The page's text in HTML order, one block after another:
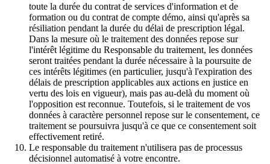
toute la durée du contrat de services d'information et de
formation ou du contrat de compte démo, ainsi qu'après sa
résiliation pendant la durée du délai de prescription légal.
Dans la mesure où le traitement des données repose sur
l'intérêt légitime du Responsable du traitement, les données
seront traitées pendant la durée nécessaire à la poursuite de
ces intérêts légitimes (en particulier, jusqu'à l'expiration des
délais de prescription applicables aux actions en justice en
vertu des lois en vigueur), mais pas au-delà du moment où
l'opposition est reconnue. Toutefois, si le traitement de vos
données à caractère personnel repose sur le consentement, ce
traitement se poursuivra jusqu'à ce que ce consentement soit
effectivement retiré.
Le responsable du traitement n'utilisera pas de processus
décisionnel automatisé à votre encontre.